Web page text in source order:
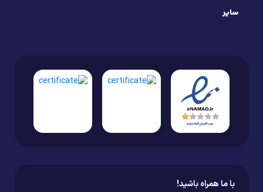
سایر
با ما همراه باشید!